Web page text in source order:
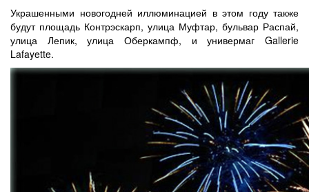
Украшенными новогодней иллюминацией в этом году также
будут площадь Контрэскарп, улица Муфтар, бульвар Распай,
улица Лепик, улица Оберкампф, и универмаг Gallerie
Lafayette.